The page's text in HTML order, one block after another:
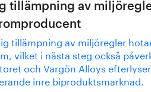
tillämpning av
tillämpning av miljöregler
vilket i nästa steg också
och Vargön Alloys
inre biproduktsmarknad.